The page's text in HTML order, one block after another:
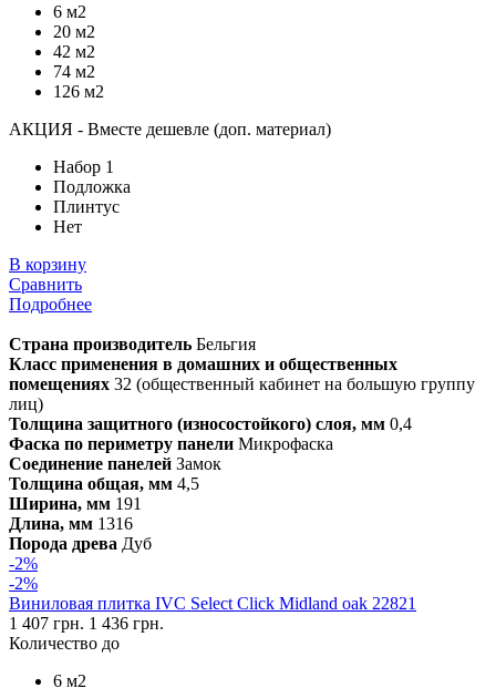
6 м2
20 м2
42 м2
74 м2
126 м2
АКЦИЯ - Вместе дешевле (доп. материал)
Набор 1
Подложка
Плинтус
Нет
В корзину
Сравнить
Подробнее
Страна производитель Бельгия
Класс применения в домашних и общественных
помещениях 32 (общественный кабинет на большую группу
лиц)
Толщина защитного (износостойкого) слоя, мм 0,4
Фаска по периметру панели Микрофаска
Соединение панелей Замок
Толщина общая, мм 4,5
Ширина, мм 191
Длина, мм 1316
Порода древа Дуб
-2%
-2%
Виниловая плитка IVC Select Click Midland oak 22821
1 407 грн. 1 436 грн.
Количество до
6 м2